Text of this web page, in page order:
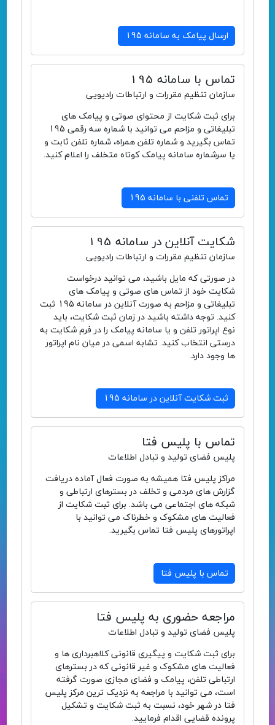
ارسال پیامک به سامانه 195
تماس با سامانه 195
سازمان تنظیم مقررات و ارتباطات رادیویی
برای ثبت شکایت از محتوای صوتی و پیامک های
تبلیغاتی و مزاحم می توانید با شماره سه رقمی 195
تماس بگیرید و شماره تلفن همراه، شماره تلفن ثابت و
یا سرشماره سامانه پیامک کوتاه متخلف را اعلام کنید.
تماس تلفنی با سامانه 195
شکایت آنلاین در سامانه 195
سازمان تنظیم مقررات و ارتباطات رادیویی
در صورتی که مایل باشید، می توانید درخواست
شکایت خود از تماس های صوتی و پیامک های
تبلیغاتی و مزاحم به صورت آنلاین در سامانه 195 ثبت
کنید. توجه داشته باشید در زمان ثبت شکایت، باید
نوع اپراتور تلفن و یا سامانه پیامک را در فرم شکایت به
درستی انتخاب کنید. تشابه اسمی در میان نام اپراتور
ها وجود دارد.
ثبت شکایت آنلاین در سامانه 195
تماس با پلیس فتا
پلیس فضای تولید و تبادل اطلاعات
مراکز پلیس فتا همیشه به صورت فعال آماده دریافت
گزارش های مردمی و تخلف در بسترهای ارتباطی و
شبکه های اجتماعی می باشد. برای ثبت شکایت از
فعالیت های مشکوک و خطرناک می توانید با
اپراتورهای پلیس فتا تماس بگیرید.
تماس با پلیس فتا
مراجعه حضوری به پلیس فتا
پلیس فضای تولید و تبادل اطلاعات
برای ثبت شکایت و پیگیری قانونی کلاهبرداری ها و
فعالیت های مشکوک و غیر قانونی که در بسترهای
ارتباطی تلفن، پیامک و فضای مجازی صورت گرفته
است، می توانید با مراجعه به نزدیک ترین مرکز پلیس
فتا در شهر خود، نسبت به ثبت شکایت و تشکیل
پرونده قضایی اقدام فرمایید.